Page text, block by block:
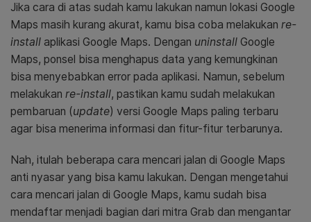
Jika cara di atas sudah kamu lakukan namun lokasi Google
Maps masih kurang akurat, kamu bisa coba melakukan re-
install aplikasi Google Maps. Dengan uninstall Google
Maps, ponsel bisa menghapus data yang kemungkinan
bisa menyebabkan error pada aplikasi. Namun, sebelum
melakukan re-install, pastikan kamu sudah melakukan
pembaruan (update) versi Google Maps paling terbaru
agar bisa menerima informasi dan fitur-fitur terbarunya.
Nah, itulah beberapa cara mencari jalan di Google Maps
anti nyasar yang bisa kamu lakukan. Dengan mengetahui
cara mencari jalan di Google Maps, kamu sudah bisa
mendaftar menjadi bagian dari mitra Grab dan mengantar